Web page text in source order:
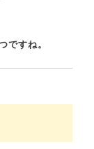
ですね。